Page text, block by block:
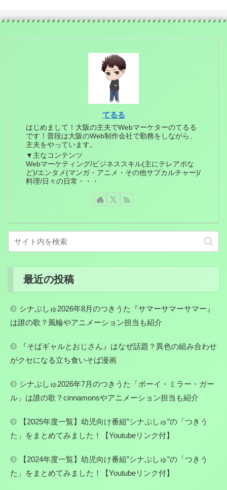
てるる
はじめまして！大阪の主夫でWebマーケターのてるる
です！普段は大阪のWeb制作会社で勤務をしながら、
主夫をやっています。
▼主なコンテンツ
Webマーケティング/ビジネススキル(主にテレアポな
ど)/エンタメ(マンガ・アニメ・その他サブカルチャー)/
料理/日々の日常・・・
最近の投稿
シナぷしゅ2026年8月のつきうた『サマーサマーサマー』
は誰の歌？風輪やアニメーション担当も紹介
『そばギャルとおじさん』はなぜ話題？異色の組み合わせ
がクセになる立ち食いそば漫画
シナぷしゅ2026年7月のつきうた「ボーイ・ミラー・ガー
ル」は誰の歌？cinnamonsやアニメーション担当も紹介
【2025年度一覧】幼児向け番組”シナぷしゅ”の「つきう
た」をまとめてみました！【Youtubeリンク付】
【2024年度一覧】幼児向け番組”シナぷしゅ”の「つきう
た」をまとめてみました！【Youtubeリンク付】